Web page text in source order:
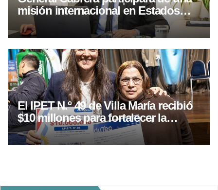
misión internacional en Estados
Unidos
El IPET N.º 49 de Villa María recibió
$10 millones para fortalecer la
educación técnica